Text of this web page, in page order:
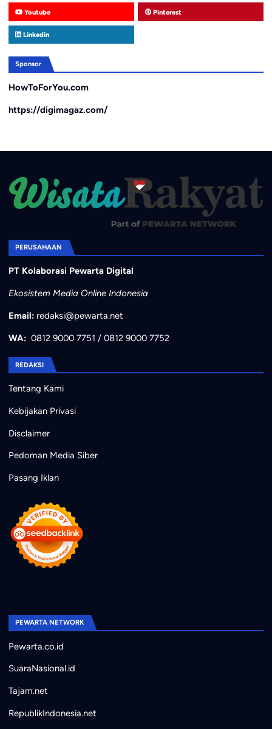
Youtube Pinterest
Linkedin
Sponsor
HowToForYou.com
https://digimagaz.com/
PERUSAHAAN
PT Kolaborasi Pewarta Digital
Ekosistem Media Online Indonesia
Email: redaksi@pewarta.net
WA: 0812 9000 7751 / 0812 9000 7752
REDAKSI
Tentang Kami
Kebijakan Privasi
Disclaimer
Pedoman Media Siber
Pasang Iklan
PEWARTA NETWORK
Pewarta.co.id
SuaraNasional.id
Tajam.net
RepublikIndonesia.net